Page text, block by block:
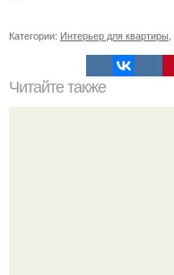
Категории: Интерьер для квартиры
Читайте также